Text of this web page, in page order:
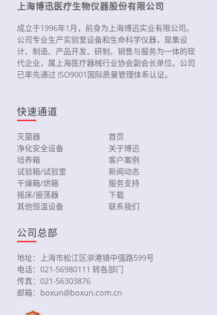
上海博迅医疗生物仪器股份有限公司
成立于1996年1月，前身为上海博迅实业有限公司。
公司专业生产实验室设备和生命科学仪器，是集设
计、制造、产品开发、研制、销售与服务为一体的现
代企业，属上海医疗器械行业协会副会长单位。公司
已率先通过 ISO9001国际质量管理体系认证。
快速通道
灭菌器
净化安全设备
培养箱
试验箱/试验室
干燥箱/烘箱
摇床/振荡器
其他恒温设备
首页
关于博迅
客户案例
新闻动态
服务支持
下载
联系我们
公司总部
地址：上海市松江区泖港镇中强路599号
电话：021-56980111 转各部门
传真：021-56303876
邮箱：boxun@boxun.com.cn